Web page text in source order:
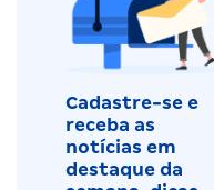
Cadastre-se e
receba as
notícias em
destaque da